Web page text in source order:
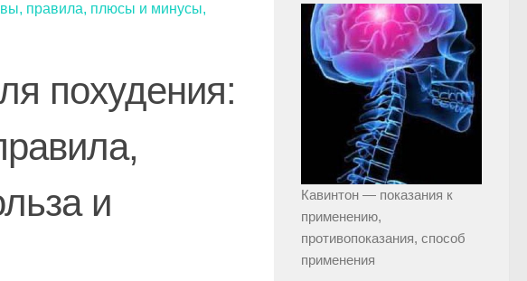
правила, плюсы и минусы,
похудения:
и
Кавинтон — показания к
применению,
противопоказания, способ
применения